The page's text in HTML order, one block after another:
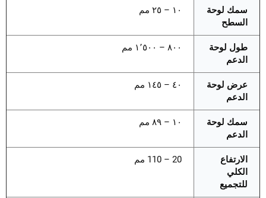
سمك لوحة
السطح
طول لوحة
الدعم
عرض لوحة
الدعم
سمك لوحة
الدعم
الارتفاع
الكلي
للتجميع